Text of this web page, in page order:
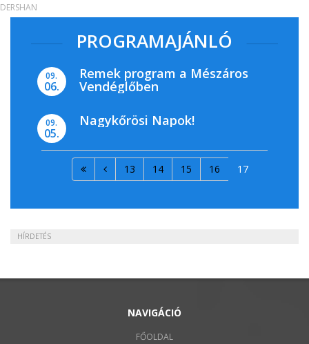
PROGRAMAJÁNLÓ
09.
06.
Remek program a Mészáros
Vendéglőben
09.
05.
Nagykőrösi Napok!
13 14 15 16 17
HÍRDETÉS
NAVIGÁCIÓ
FŐOLDAL
DERSHAN